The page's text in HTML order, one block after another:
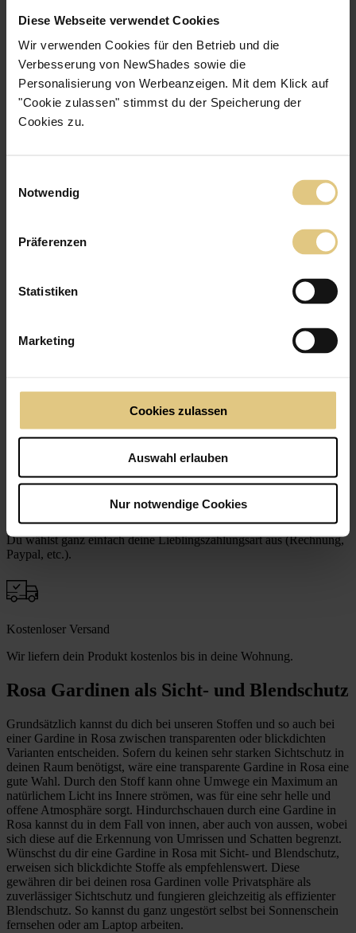
Diese Webseite verwendet Cookies
Wir verwenden Cookies für den Betrieb und die
Verbesserung von NewShades sowie die
Personalisierung von Werbeanzeigen. Mit dem Klick auf
"Cookie zulassen" stimmst du der Speicherung der
Cookies zu.
Notwendig
Präferenzen
Statistiken
Marketing
Cookies zulassen
Auswahl erlauben
Nur notwendige Cookies
Höchste Qualität
Massanfertigung
zu.
Du wählst ganz einfach deine Lieblingszahlungsart aus (Rechnung,
Paypal, etc.).
Kostenloser Versand
Wir liefern dein Produkt kostenlos bis in deine Wohnung.
Rosa Gardinen als Sicht- und Blendschutz
Grundsätzlich kannst du dich bei unseren Stoffen und so auch bei
einer Gardine in Rosa zwischen transparenten oder blickdichten
Varianten entscheiden. Sofern du keinen sehr starken Sichtschutz in
deinen Raum benötigst, wäre eine transparente Gardine in Rosa eine
gute Wahl. Durch den Stoff kann ohne Umwege ein Maximum an
natürlichem Licht ins Innere strömen, was für eine sehr helle und
offene Atmosphäre sorgt. Hindurchschauen durch eine Gardine in
Rosa kannst du in dem Fall von innen, aber auch von aussen, wobei
sich diese auf die Erkennung von Umrissen und Schatten begrenzt.
Wünschst du dir eine Gardine in Rosa mit Sicht- und Blendschutz,
erweisen sich blickdichte Stoffe als empfehlenswert. Diese
gewähren dir bei deinen rosa Gardinen volle Privatsphäre als
zuverlässiger Sichtschutz und fungieren gleichzeitig als effizienter
Blendschutz. So kannst du ganz ungestört selbst bei Sonnenschein
fernsehen oder am Laptop arbeiten.